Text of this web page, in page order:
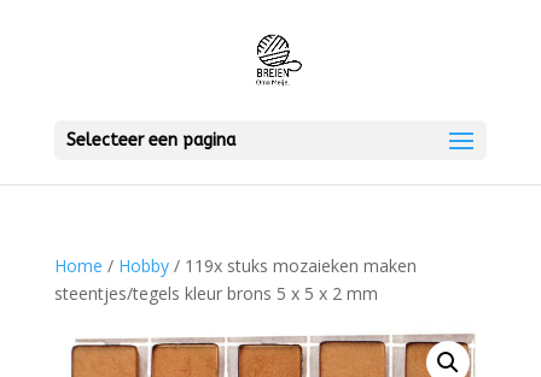
Selecteer een pagina
Home / Hobby/ 119x stuks mozaieken maken
steentjes/tegels kleur brons 5 x 5 x 2 mm